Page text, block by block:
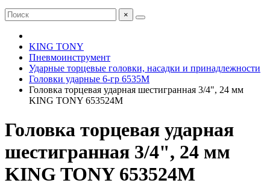
×
KING TONY
Пневмоинструмент
Ударные торцевые головки, насадки и принадлежности
Головки ударные 6-гр 6535M
Головка торцевая ударная шестигранная 3/4", 24 мм
KING TONY 653524M
Головка торцевая ударная
шестигранная 3/4", 24 мм
KING TONY 653524M